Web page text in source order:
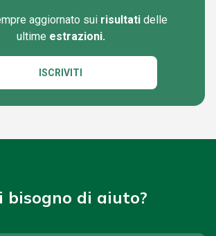
aggiornato sui risultati delle
ultime estrazioni.
ISCRIVITI
bisogno di aiuto?